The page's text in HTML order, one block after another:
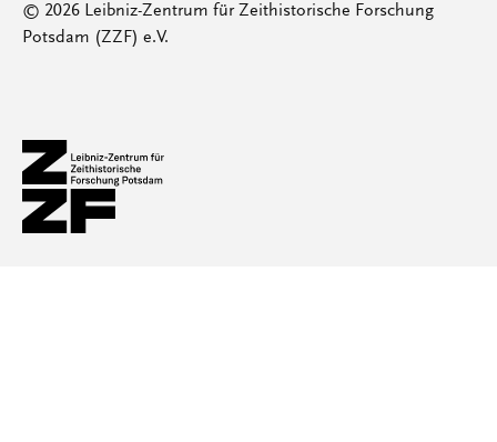
© 2026 Leibniz-Zentrum für Zeithistorische Forschung
Potsdam (ZZF) e.V.